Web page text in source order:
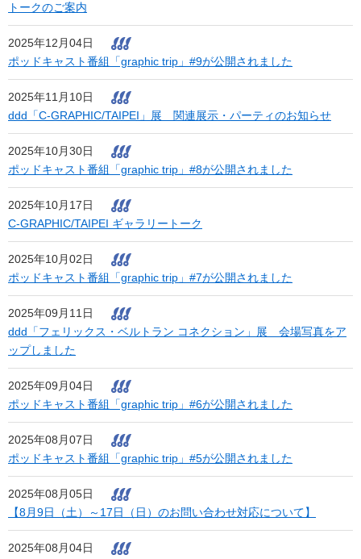
トークのご案内
2025年12月04日
ポッドキャスト番組「graphic trip」#9が公開されました
2025年11月10日
ddd「C-GRAPHIC/TAIPEI」展 関連展示・パーティのお知らせ
2025年10月30日
ポッドキャスト番組「graphic trip」#8が公開されました
2025年10月17日
C-GRAPHIC/TAIPEI ギャラリートーク
2025年10月02日
ポッドキャスト番組「graphic trip」#7が公開されました
2025年09月11日
ddd「フェリックス・ベルトラン コネクション」展 会場写真をア
ップしました
2025年09月04日
ポッドキャスト番組「graphic trip」#6が公開されました
2025年08月07日
ポッドキャスト番組「graphic trip」#5が公開されました
2025年08月05日
【8月9日（土）～17日（日）のお問い合わせ対応について】
2025年08月04日